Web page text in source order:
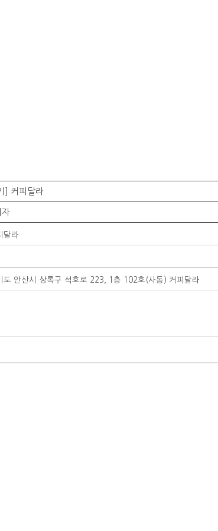
] 커피달라
달라
도 안산시 상록구 석호로 223, 1층 102호(사동) 커피달라